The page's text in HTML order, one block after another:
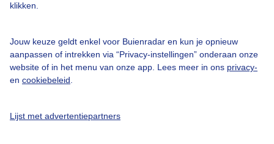
klikken.
Jouw keuze geldt enkel voor Buienradar en kun je opnieuw
aanpassen of intrekken via “Privacy-instellingen” onderaan onze
website of in het menu van onze app. Lees meer in ons privacy-
en cookiebeleid
Lijst met advertentiepartners
Adverteren
Buienradar Team
Cookie beleid